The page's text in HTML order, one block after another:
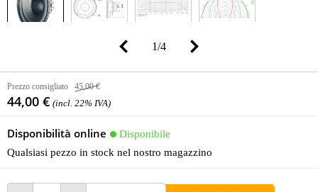
1/4
Prezzo consigliato 45,00 €
44,00 € (incl. 22% IVA)
Disponibilità online
Disponibile
Qualsiasi pezzo in stock nel nostro magazzino